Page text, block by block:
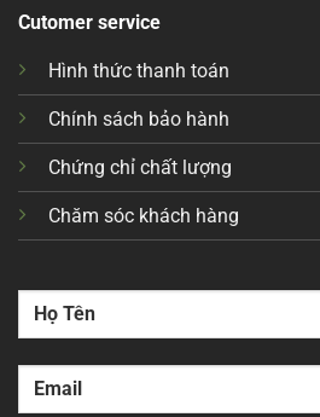
Cutomer service
Hình thức thanh toán
Chính sách bảo hành
Chứng chỉ chất lượng
Chăm sóc khách hàng